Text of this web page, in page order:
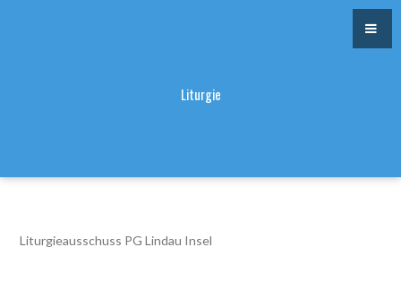
Liturgie
Liturgieausschuss PG Lindau Insel